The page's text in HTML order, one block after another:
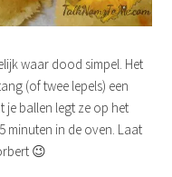
waar dood simpel. Het
(of twee lepels) een
je ballen legt ze op het
minuten in de oven. Laat
😉